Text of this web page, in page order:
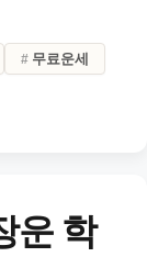
무료운세
운 학